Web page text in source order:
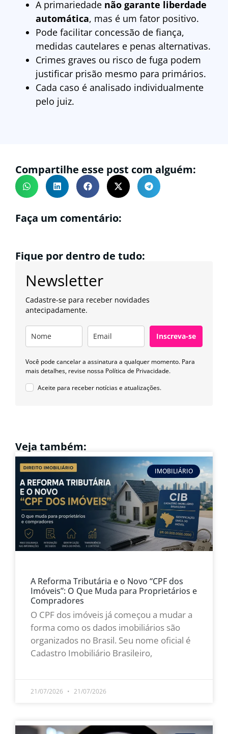
A primariedade não garante liberdade
automática, mas é um fator positivo.
Pode facilitar concessão de fiança,
medidas cautelares e penas alternativas.
Crimes graves ou risco de fuga podem
justificar prisão mesmo para primários.
Cada caso é analisado individualmente
pelo juiz.
Compartilhe esse post com alguém:
Faça um comentário:
Fique por dentro de tudo:
Newsletter
Cadastre-se para receber novidades
antecipadamente.
Inscreva-se
Você pode cancelar a assinatura a qualquer momento. Para
mais detalhes, revise nossa Política de Privacidade.
Aceite para receber notícias e atualizações.
Veja também:
IMOBILIÁRIO
A Reforma Tributária e o Novo “CPF dos
Imóveis”: O Que Muda para Proprietários e
Compradores
O CPF dos imóveis já começou a mudar a
forma como os dados imobiliários são
organizados no Brasil. Seu nome oficial é
Cadastro Imobiliário Brasileiro,
21/07/2026 21/07/2026